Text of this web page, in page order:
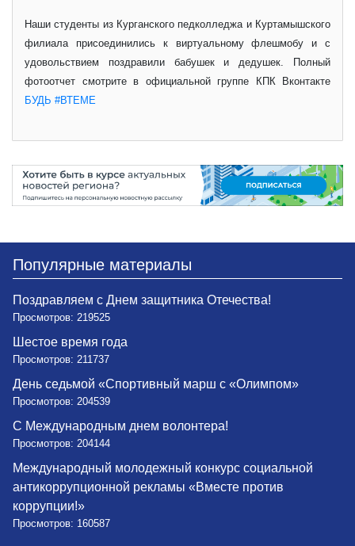
Наши студенты из Курганского педколледжа и Куртамышского
филиала присоединились к виртуальному флешмобу и с
удовольствием поздравили бабушек и дедушек. Полный
фотоотчет смотрите в официальной группе КПК Вконтакте
БУДЬ #ВТЕМЕ
Популярные материалы
Поздравляем с Днем защитника Отечества!
Просмотров: 219525
Шестое время года
Просмотров: 211737
День седьмой «Спортивный марш с «Олимпом»
Просмотров: 204539
С Международным днем волонтера!
Просмотров: 204144
Международный молодежный конкурс социальной
антикоррупционной рекламы «Вместе против
коррупции!»
Просмотров: 160587